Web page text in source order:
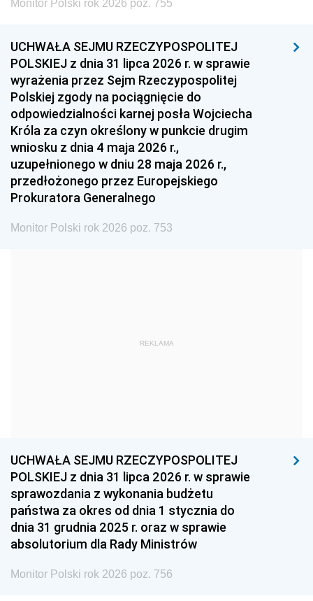
1996 1995 1994
1993 1992 1991
1990 1989
1987 1986 1985
1984 1983
1981 1980 1979
1978 1977
1975 1974
1959
1939 1938 1937
1936 1930
Monitor Polski rok 2026 poz. 755
UCHWAŁA SEJMU RZECZYPOSPOLITEJ
POLSKIEJ z dnia 31 lipca 2026 r. w sprawie
wyrażenia przez Sejm Rzeczypospolitej
Polskiej zgody na pociągnięcie do
odpowiedzialności karnej posła Wojciecha
Króla za czyn określony w punkcie drugim
wniosku z dnia 4 maja 2026 r.,
uzupełnionego w dniu 28 maja 2026 r.,
przedłożonego przez Europejskiego
Prokuratora Generalnego
Monitor Polski rok 2026 poz. 753
REKLAMA
UCHWAŁA SEJMU RZECZYPOSPOLITEJ
POLSKIEJ z dnia 31 lipca 2026 r. w sprawie
sprawozdania z wykonania budżetu
państwa za okres od dnia 1 stycznia do
dnia 31 grudnia 2025 r. oraz w sprawie
absolutorium dla Rady Ministrów
Monitor Polski rok 2026 poz. 756